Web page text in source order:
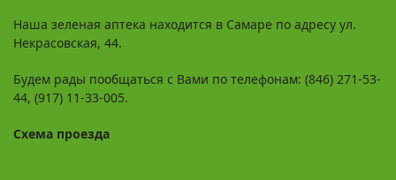
Наша зеленая аптека находится в Самаре по адресу ул.
Некрасовская, 44.
Будем рады пообщаться с Вами по телефонам: (846) 271-53-
44, (917) 11-33-005.
Схема проезда